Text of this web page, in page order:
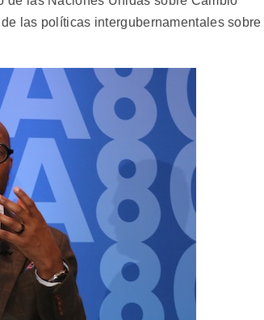
las políticas intergubernamentales sobre